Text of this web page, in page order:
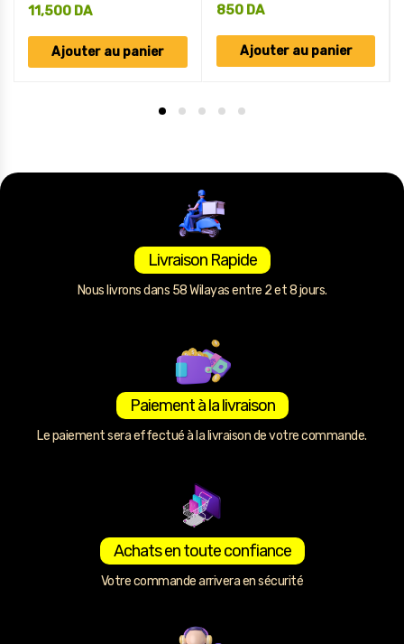
11,500 DA
Ajouter au panier
850 DA
Ajouter au panier
Livraison Rapide
Nous livrons dans 58 Wilayas entre 2 et 8 jours.
Paiement à la livraison
Le paiement sera effectué à la livraison de votre commande.
Achats en toute confiance
Votre commande arrivera en sécurité